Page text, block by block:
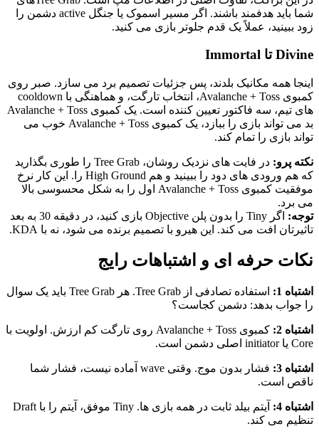
شما باید هدفمند باشند. اگر مسیر اسموک یا جنگل active دشمن را
زود ببینید، عملاً یک قدم جلوتر بازی می کنید.
Divine تا Immortal
اینجا همه مکانیک بلدند، پس جزئیات تصمیم برد می سازد. صبر روی
کمبوی Avalanche + Toss، انتخاب تارگت، و هماهنگی با cooldown
های تیم، سه فاکتور تعیین کننده است. یک کمبوی Avalanche + Toss
بد می تواند بازی را ببازد، یک کمبوی Avalanche + Toss خوب می
تواند بازی را تمام کند.
نکته پرو:
در فایت های نزدیک روشان، Tree Grab را طوری بگذارید
که هم ورودی های دود را ببینید و هم High Ground را. این کار نرخ
موفقیت کمبوی Avalanche + Toss اول را به شکل محسوسی بالا
می برد.
توجه:
اگر Tiny را بدون پلن Objective بازی کنید، در دقیقه 30 به بعد
تاثیرتان افت می کند. این هیرو با تصمیم برنده می شود، نه با KDA.
نکات حرفه ای و اشتباهات رایج
اشتباه 1:
استفاده تصادفی از Tree Grab. هر Tree Grab باید یک سوال
را جواب بدهد: دشمن کجاست؟
اشتباه 2:
کمبوی Avalanche + Toss روی تارگت کم ارزش. اولویت با
Core یا initiator اصلی دشمن است.
اشتباه 3:
فشار بدون موج. وقتی wave آماده نیست، فشار شما
ناقص است.
اشتباه 4:
آیتم بیلد ثابت در همه بازی ها. Tiny موفق، آیتم را با Draft
تنظیم می کند.